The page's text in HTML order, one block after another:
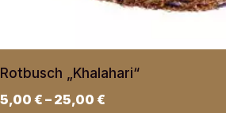
Rotbusch „Khalahari“
5,00 € – 25,00 €